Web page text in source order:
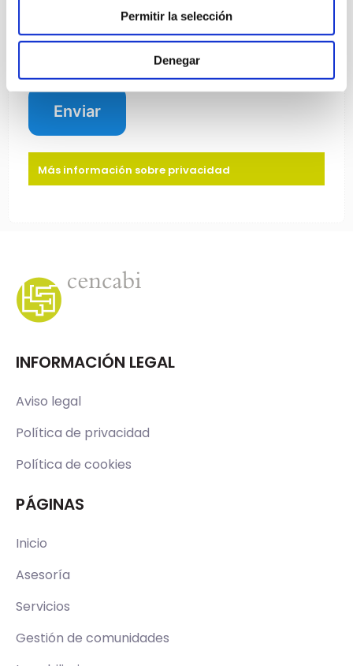
Permitir la selección
Denegar
Acepto elAviso legaly laPolítica de
Más información sobre privacidad
INFORMACIÓN LEGAL
Aviso legal
Política de privacidad
Política de cookies
PÁGINAS
Inicio
Asesoría
Servicios
Gestión de comunidades